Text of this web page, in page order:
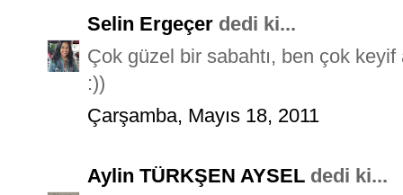
Selin Ergeçer dedi ki...
Çok güzel bir sabahtı, ben çok
:))
Çarşamba, Mayıs 18, 2011
Aylin TÜRKŞEN AYSEL dedi ki...